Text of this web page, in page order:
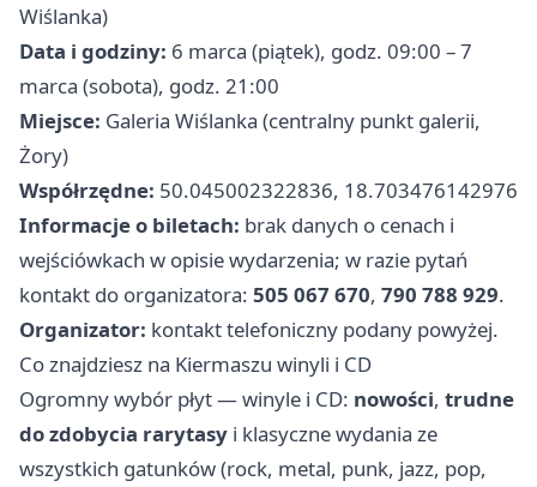
Wiślanka)
Data i godziny: 6 marca (piątek), godz. 09:00 – 7
marca (sobota), godz. 21:00
Miejsce: Galeria Wiślanka (centralny punkt galerii,
Żory)
Współrzędne: 50.045002322836, 18.703476142976
Informacje o biletach: brak danych o cenach i
wejściówkach w opisie wydarzenia; w razie pytań
kontakt do organizatora: 505 067 670, 790 788 929.
Organizator: kontakt telefoniczny podany powyżej.
Co znajdziesz na Kiermaszu winyli i CD
Ogromny wybór płyt — winyle i CD: nowości, trudne
do zdobycia rarytasy i klasyczne wydania ze
wszystkich gatunków (rock, metal, punk, jazz, pop,